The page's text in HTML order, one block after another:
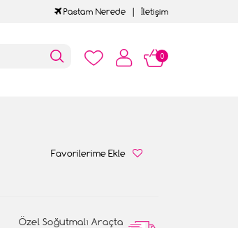
Pastam Nerede İletişim
0
Favorilerime Ekle
Özel Soğutmalı Araçta